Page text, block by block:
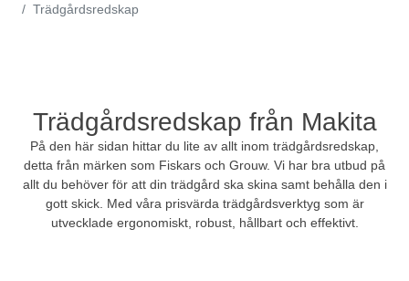
Trädgårdsredskap
Trädgårdsredskap från Makita
På den här sidan hittar du lite av allt inom trädgårdsredskap,
detta från märken som Fiskars och Grouw. Vi har bra utbud på
allt du behöver för att din trädgård ska skina samt behålla den i
gott skick. Med våra prisvärda trädgårdsverktyg som är
utvecklade ergonomiskt, robust, hållbart och effektivt.